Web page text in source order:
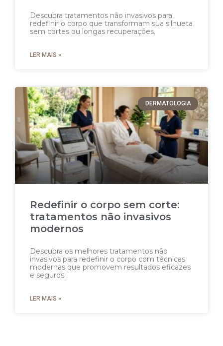
Descubra tratamentos não invasivos para
redefinir o corpo que transformam sua silhueta
sem cortes ou longas recuperações.
LER MAIS »
DERMATOLOGIA
Redefinir o corpo sem corte:
tratamentos não invasivos
modernos
Descubra os melhores tratamentos não
invasivos para redefinir o corpo com técnicas
modernas que promovem resultados eficazes
e seguros.
LER MAIS »